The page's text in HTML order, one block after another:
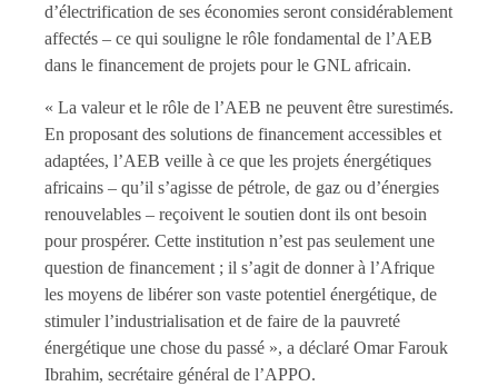
d’électrification de ses économies seront considérablement
affectés – ce qui souligne le rôle fondamental de l’AEB
dans le financement de projets pour le GNL africain.
« La valeur et le rôle de l’AEB ne peuvent être surestimés.
En proposant des solutions de financement accessibles et
adaptées, l’AEB veille à ce que les projets énergétiques
africains – qu’il s’agisse de pétrole, de gaz ou d’énergies
renouvelables – reçoivent le soutien dont ils ont besoin
pour prospérer. Cette institution n’est pas seulement une
question de financement ; il s’agit de donner à l’Afrique
les moyens de libérer son vaste potentiel énergétique, de
stimuler l’industrialisation et de faire de la pauvreté
énergétique une chose du passé », a déclaré Omar Farouk
Ibrahim, secrétaire général de l’APPO.